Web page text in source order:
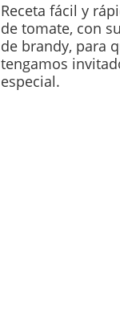
Receta fácil y
de tomate, con
de brandy, para
tengamos
especial.